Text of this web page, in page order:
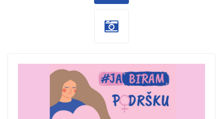
biram-
podrsku.png